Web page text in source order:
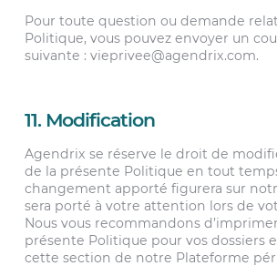
Pour toute question ou demande
Politique, vous pouvez envoyer un
suivante : vieprivee@agendrix.com.
11. Modification
Agendrix se réserve le droit de
de la présente Politique en tout
changement apporté figurera sur
sera porté à votre attention lors de
Nous vous recommandons
présente Politique pour vos dossiers
cette section de notre Plateforme